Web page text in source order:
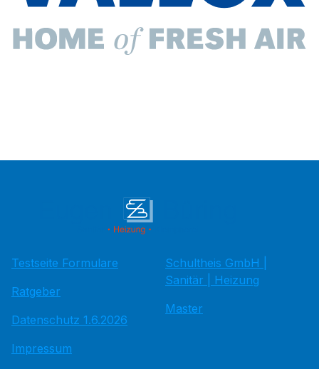
Testseite Formulare
Ratgeber
Datenschutz 1.6.2026
Impressum
Schultheis GmbH |
Sanitär | Heizung
Master